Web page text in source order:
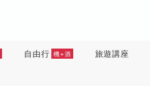
自由行 機+酒 旅遊講座